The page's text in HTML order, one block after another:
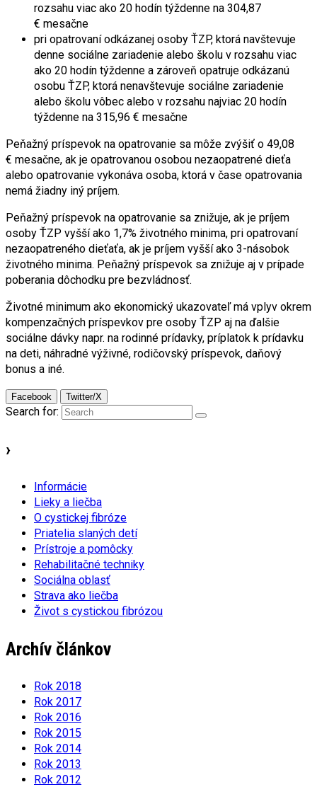
rozsahu viac ako 20 hodín týždenne na 304,87
€ mesačne
pri opatrovaní odkázanej osoby ŤZP, ktorá navštevuje
denne sociálne zariadenie alebo školu v rozsahu viac
ako 20 hodín týždenne a zároveň opatruje odkázanú
osobu ŤZP, ktorá nenavštevuje sociálne zariadenie
alebo školu vôbec alebo v rozsahu najviac 20 hodín
týždenne na 315,96 € mesačne
Peňažný príspevok na opatrovanie sa môže zvýšiť o 49,08
€ mesačne, ak je opatrovanou osobou nezaopatrené dieťa
alebo opatrovanie vykonáva osoba, ktorá v čase opatrovania
nemá žiadny iný príjem.
Peňažný príspevok na opatrovanie sa znižuje, ak je príjem
osoby ŤZP vyšší ako 1,7% životného minima, pri opatrovaní
nezaopatreného dieťaťa, ak je príjem vyšší ako 3-násobok
životného minima. Peňažný príspevok sa znižuje aj v prípade
poberania dôchodku pre bezvládnosť.
Životné minimum ako ekonomický ukazovateľ má vplyv okrem
kompenzačných príspevkov pre osoby ŤZP aj na ďalšie
sociálne dávky napr. na rodinné prídavky, príplatok k prídavku
na deti, náhradné výživné, rodičovský príspevok, daňový
bonus a iné.
Facebook Twitter/X
Search for:
›
Informácie
Lieky a liečba
O cystickej fibróze
Priatelia slaných detí
Prístroje a pomôcky
Rehabilitačné techniky
Sociálna oblasť
Strava ako liečba
Život s cystickou fibrózou
Archív článkov
Rok 2018
Rok 2017
Rok 2016
Rok 2015
Rok 2014
Rok 2013
Rok 2012